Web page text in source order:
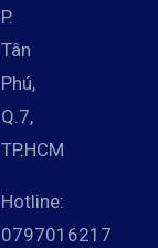
P.
Tân
Phú,
Q.7,
TP.HCM
Hotline:
0797016217